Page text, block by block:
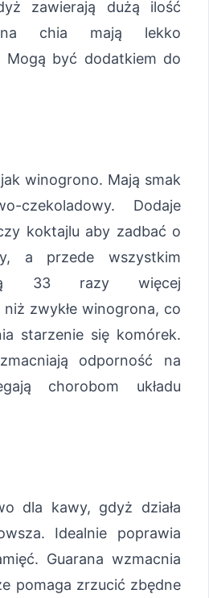
zawierają dużą ilość
chia mają lekko
Mogą być dodatkiem do
winogrono. Mają smak
czekoladowy. Dodaje
koktajlu aby zadbać o
a przede wszystkim
33 razy więcej
zwykłe winogrona, co
starzenie się komórek.
odporność na
chorobom układu
dla kawy, gdyż działa
Idealnie poprawia
Guarana wzmacnia
pomaga zrzucić zbędne